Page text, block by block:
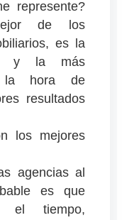
represente?
de los
es la
y la más
la hora de
resultados
los mejores
agencias al
es que
el tiempo,